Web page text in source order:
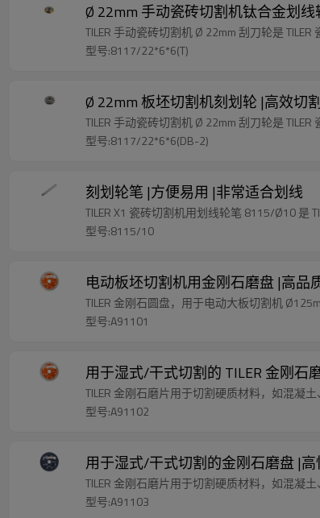
Ø 22mm 手动瓷砖切割机钛合金划
TILER 手动瓷砖切割机 Ø 22mm 刮刀轮是 TILER
型号:8117/22*6*6(T)
Ø 22mm 板坯切割机刻划轮 |高效切
TILER 手动瓷砖切割机 Ø 22mm 刮刀轮是 TILER
型号:8117/22*6*6(DB-2)
刻划轮笔 |方便易用 |非常适合划线
TILER X1 瓷砖切割机用划线轮笔 8115/Ø10 是
型号:8115/10
电动板坯切割机用金刚石磨盘 |高品
TILER 金刚石圆盘，用于电动大板切割机
型号:A91101
用于湿式/干式切割的 TILER 金刚石
TILER 金刚石磨片用于切割硬质材料，如混凝
型号:A91102
用于湿式/干式切割的金刚石磨盘 |
TILER 金刚石磨片用于切割硬质材料，如混凝
型号:A91103